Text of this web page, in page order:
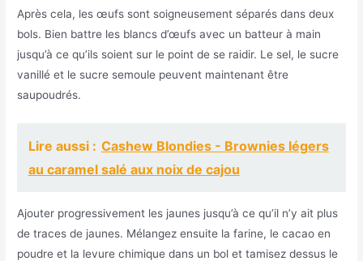
Après cela, les œufs sont soigneusement séparés dans deux
bols. Bien battre les blancs d’œufs avec un batteur à main
jusqu’à ce qu’ils soient sur le point de se raidir. Le sel, le sucre
vanillé et le sucre semoule peuvent maintenant être
saupoudrés.
Lire aussi : Cashew Blondies - Brownies légers
au caramel salé aux noix de cajou
Ajouter progressivement les jaunes jusqu’à ce qu’il n’y ait plus
de traces de jaunes. Mélangez ensuite la farine, le cacao en
poudre et la levure chimique dans un bol et tamisez dessus le